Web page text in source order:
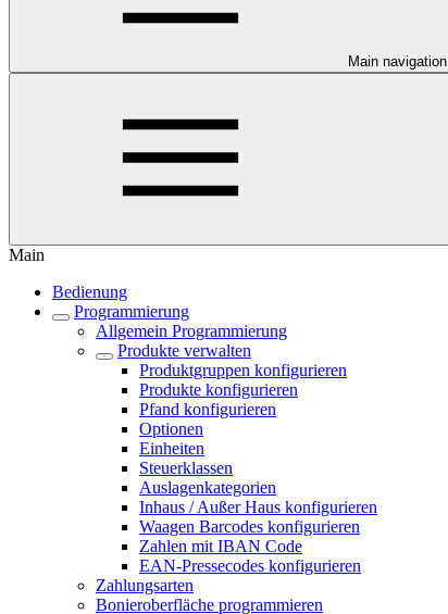
Main navigation
Main
Bedienung
Programmierung
Allgemein Programmierung
Produkte verwalten
Produktgruppen konfigurieren
Produkte konfigurieren
Pfand konfigurieren
Optionen
Einheiten
Steuerklassen
Auslagenkategorien
Inhaus / Außer Haus konfigurieren
Waagen Barcodes konfigurieren
Zahlen mit IBAN Code
EAN-Pressecodes konfigurieren
Zahlungsarten
Bonieroberfläche programmieren